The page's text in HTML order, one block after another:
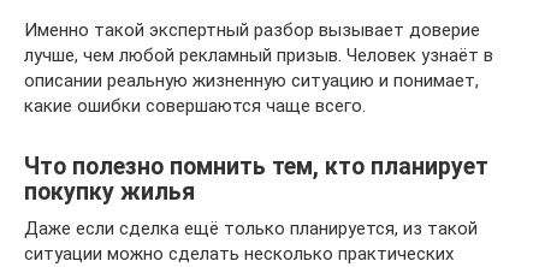
Именно такой экспертный разбор вызывает доверие
лучше, чем любой рекламный призыв. Человек узнаёт в
описании реальную жизненную ситуацию и понимает,
какие ошибки совершаются чаще всего.
Что полезно помнить тем, кто планирует
покупку жилья
Даже если сделка ещё только планируется, из такой
ситуации можно сделать несколько практических